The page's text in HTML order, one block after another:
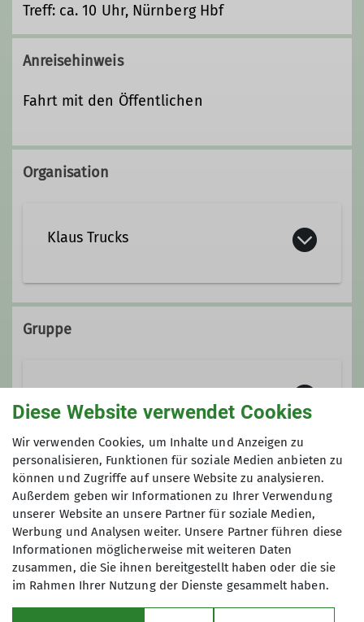
Treff: ca. 10 Uhr, Nürnberg Hbf
Anreisehinweis
Fahrt mit den Öffentlichen
Organisation
Klaus Trucks
0176 21705470
Gruppe
Die Kraft der Natur spüren, frische
Bergluft atmen und die Stille unserer
Wälder erfahren – Wandern ist ein
wohltuendes Fest für alle Sinne und
fördert die Gesundheit von Körper,
Geist und Seele. Ähnliches bietet die
Yogapraxis: durch den Fokus auf
Anmeldung
Tourenleiter/in
Diese Website verwendet Cookies
Wir verwenden Cookies, um Inhalte und Anzeigen zu
personalisieren, Funktionen für soziale Medien anbieten zu
können und Zugriffe auf unsere Website zu analysieren.
Außerdem geben wir Informationen zu Ihrer Verwendung
unserer Website an unsere Partner für soziale Medien,
Werbung und Analysen weiter. Unsere Partner führen diese
Informationen möglicherweise mit weiteren Daten
zusammen, die Sie ihnen bereitgestellt haben oder die sie
im Rahmen Ihrer Nutzung der Dienste gesammelt haben.